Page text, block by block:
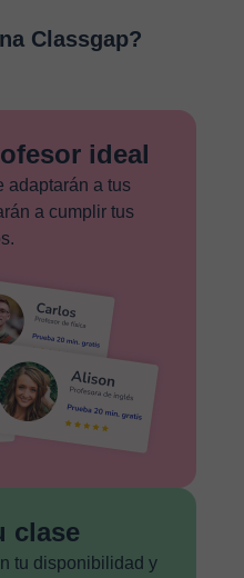
Classgap?
ideal
adaptarán a tus
a cumplir tus
clase
tu disponibilidad y